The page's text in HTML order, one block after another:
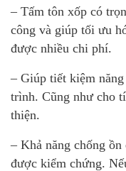
– Tấm tôn xốp có
công và giúp tối ưu
được nhiều chi phí.
– Giúp tiết kiệm
trình. Cũng như cho
thiện.
– Khả năng chống
được kiểm chứng.